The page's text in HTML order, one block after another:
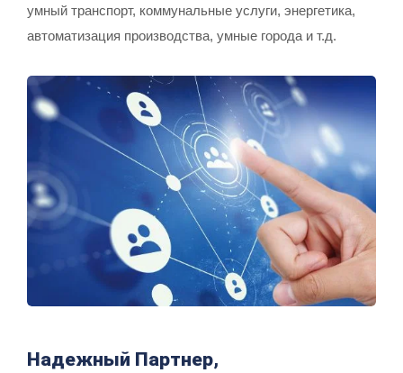
умный транспорт, коммунальные услуги, энергетика,
автоматизация производства, умные города и т.д.
Надежный Партнер,